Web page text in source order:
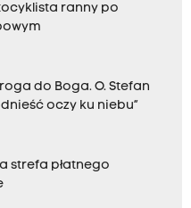
ranny po
do Boga. O. Stefan
oczy ku niebu”
strefa płatnego